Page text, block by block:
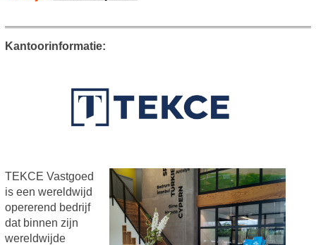
Kantoorinformatie:
TEKCE Vastgoed
is een wereldwijd
opererend bedrijf
dat binnen zijn
wereldwijde